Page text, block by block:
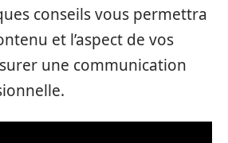
conseils vous permettra
et l’aspect de vos
une communication